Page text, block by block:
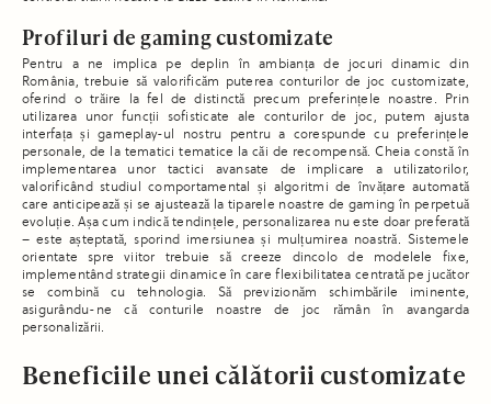
Profiluri de gaming customizate
Pentru a ne implica pe deplin în ambianța de jocuri dinamic din
România, trebuie să valorificăm puterea conturilor de joc customizate,
oferind o trăire la fel de distinctă precum preferințele noastre. Prin
utilizarea unor funcții sofisticate ale conturilor de joc, putem ajusta
interfața și gameplay-ul nostru pentru a corespunde cu preferințele
personale, de la tematici tematice la căi de recompensă. Cheia constă în
implementarea unor tactici avansate de implicare a utilizatorilor,
valorificând studiul comportamental și algoritmi de învățare automată
care anticipează și se ajustează la tiparele noastre de gaming în perpetuă
evoluție. Așa cum indică tendințele, personalizarea nu este doar preferată
– este așteptată, sporind imersiunea și mulțumirea noastră. Sistemele
orientate spre viitor trebuie să creeze dincolo de modelele fixe,
implementând strategii dinamice în care flexibilitatea centrată pe jucător
se combină cu tehnologia. Să previzionăm schimbările iminente,
asigurându-ne că conturile noastre de joc rămân în avangarda
personalizării.
Beneficiile unei călătorii customizate